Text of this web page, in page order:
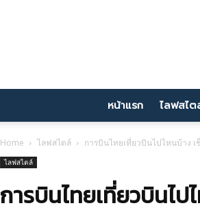
หน้าแรก ไลฟสไต
Home ไลฟสไตล์ การบินไทยเที่ยวบินไปไหนบ้าง เ
ไลฟสไตล์
การบินไทยเที่ยวบินไป